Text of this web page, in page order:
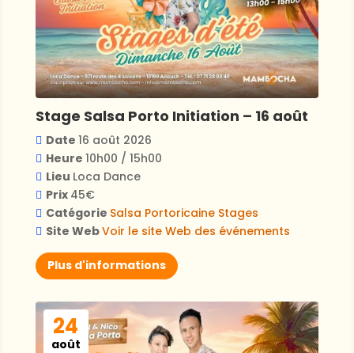
Stage Salsa Porto Initiation – 16 août
Date 16 août 2026
Heure 10h00 / 15h00
Lieu Loca Dance
Prix 45€
Catégorie Salsa Portoricaine Stages
Site WebVoir le site Web des événements
Plus d'informations
24
août